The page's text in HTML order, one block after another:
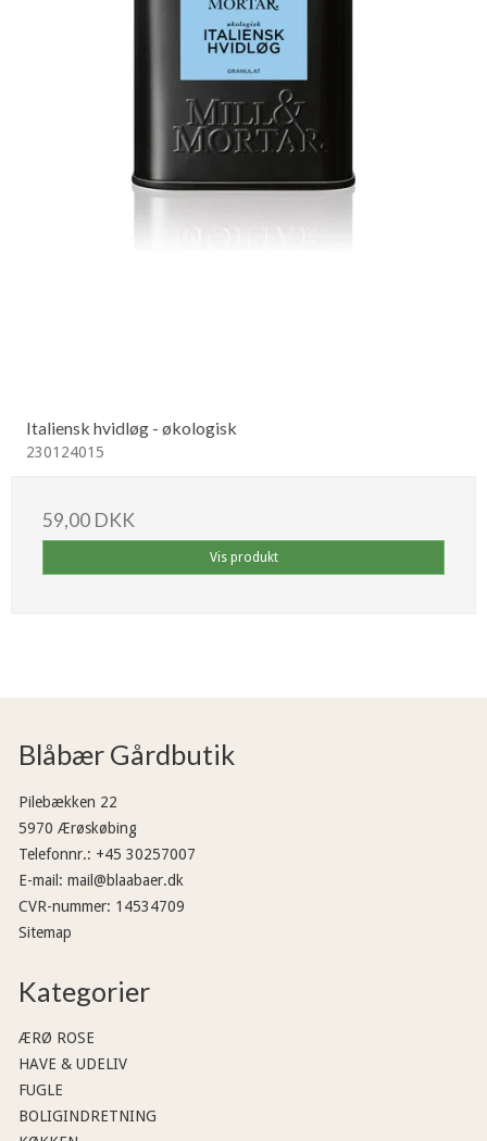
Italiensk hvidløg - økologisk
230124015
59,00 DKK
Vis produkt
Blåbær Gårdbutik
Pilebækken 22
5970 Ærøskøbing
Telefonnr.: +45 30257007
E-mail : mail@blaabaer.dk
CVR-nummer: 14534709
Sitemap
Kategorier
ÆRØ ROSE
HAVE & UDELIV
FUGLE
BOLIGINDRETNING